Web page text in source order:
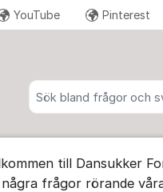
Sök bland alla inlägg
YouTube Pinterest
kommentarentill Dansukker
frågor rörande